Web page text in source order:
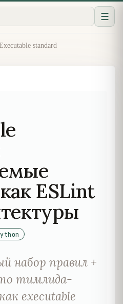
☰
standard
ESLint
набор правил +
тимлида-
executable